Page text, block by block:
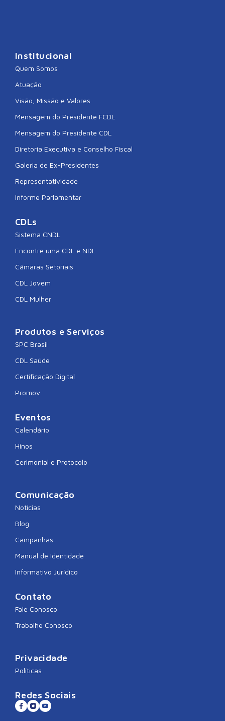
Institucional
Quem Somos
Atuação
Visão, Missão e Valores
Mensagem do Presidente FCDL
Mensagem do Presidente CDL
Diretoria Executiva e Conselho Fiscal
Galeria de Ex-Presidentes
Representatividade
Informe Parlamentar
CDLs
Sistema CNDL
Encontre uma CDL e NDL
Câmaras Setoriais
CDL Jovem
CDL Mulher
Produtos e Serviços
SPC Brasil
CDL Saúde
Certificação Digital
Promov
Eventos
Calendário
Hinos
Cerimonial e Protocolo
Comunicação
Notícias
Blog
Campanhas
Manual de Identidade
Informativo Jurídico
Contato
Fale Conosco
Trabalhe Conosco
Privacidade
Políticas
Redes Sociais